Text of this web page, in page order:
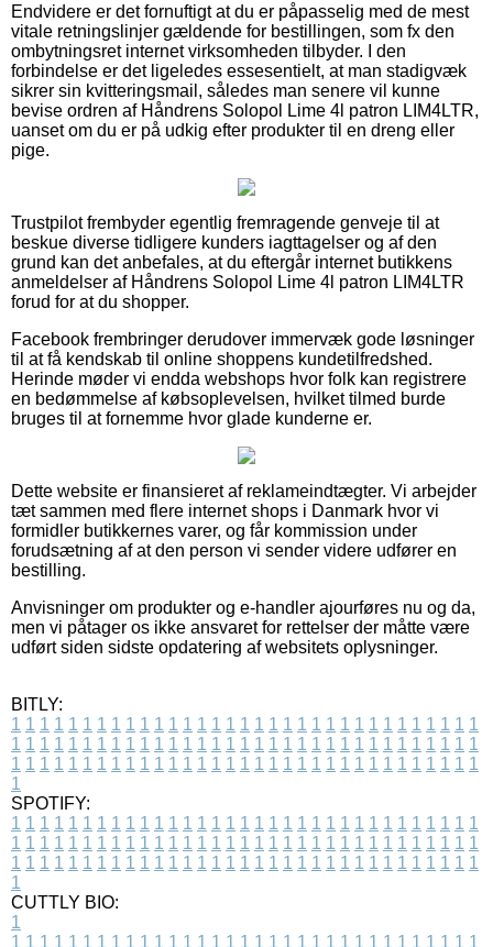
Endvidere er det fornuftigt at du er påpasselig med de mest
vitale retningslinjer gældende for bestillingen, som fx den
ombytningsret internet virksomheden tilbyder. I den
forbindelse er det ligeledes essesentielt, at man stadigvæk
sikrer sin kvitteringsmail, således man senere vil kunne
bevise ordren af Håndrens Solopol Lime 4l patron LIM4LTR,
uanset om du er på udkig efter produkter til en dreng eller
pige.
Trustpilot frembyder egentlig fremragende genveje til at
beskue diverse tidligere kunders iagttagelser og af den
grund kan det anbefales, at du eftergår internet butikkens
anmeldelser af Håndrens Solopol Lime 4l patron LIM4LTR
forud for at du shopper.
Facebook frembringer derudover immervæk gode løsninger
til at få kendskab til online shoppens kundetilfredshed.
Herinde møder vi endda webshops hvor folk kan registrere
en bedømmelse af købsoplevelsen, hvilket tilmed burde
bruges til at fornemme hvor glade kunderne er.
Dette website er finansieret af reklameindtægter. Vi arbejder
tæt sammen med flere internet shops i Danmark hvor vi
formidler butikkernes varer, og får kommission under
forudsætning af at den person vi sender videre udfører en
bestilling.
Anvisninger om produkter og e-handler ajourføres nu og da,
men vi påtager os ikke ansvaret for rettelser der måtte være
udført siden sidste opdatering af websitets oplysninger.
BITLY:
1 1 1 1 1 1 1 1 1 1 1 1 1 1 1 1 1 1 1 1 1 1 1 1 1 1 1 1 1 1 1 1 1
1 1 1 1 1 1 1 1 1 1 1 1 1 1 1 1 1 1 1 1 1 1 1 1 1 1 1 1 1 1 1 1 1
1 1 1 1 1 1 1 1 1 1 1 1 1 1 1 1 1 1 1 1 1 1 1 1 1 1 1 1 1 1 1 1 1
1
SPOTIFY:
1 1 1 1 1 1 1 1 1 1 1 1 1 1 1 1 1 1 1 1 1 1 1 1 1 1 1 1 1 1 1 1 1
1 1 1 1 1 1 1 1 1 1 1 1 1 1 1 1 1 1 1 1 1 1 1 1 1 1 1 1 1 1 1 1 1
1 1 1 1 1 1 1 1 1 1 1 1 1 1 1 1 1 1 1 1 1 1 1 1 1 1 1 1 1 1 1 1 1
1
CUTTLY BIO:
1
1 1 1 1 1 1 1 1 1 1 1 1 1 1 1 1 1 1 1 1 1 1 1 1 1 1 1 1 1 1 1 1 1